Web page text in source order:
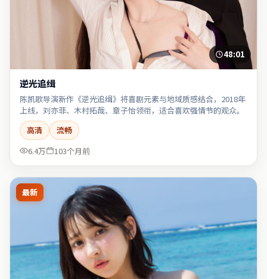
48:01
逆光追缉
陈凯歌导演新作《逆光追缉》将喜剧元素与地域质感结合，2018年
上线，刘亦菲、木村拓哉、章子怡领衔，适合喜欢强情节的观众。
高清
流畅
6.4万
103个月前
最新